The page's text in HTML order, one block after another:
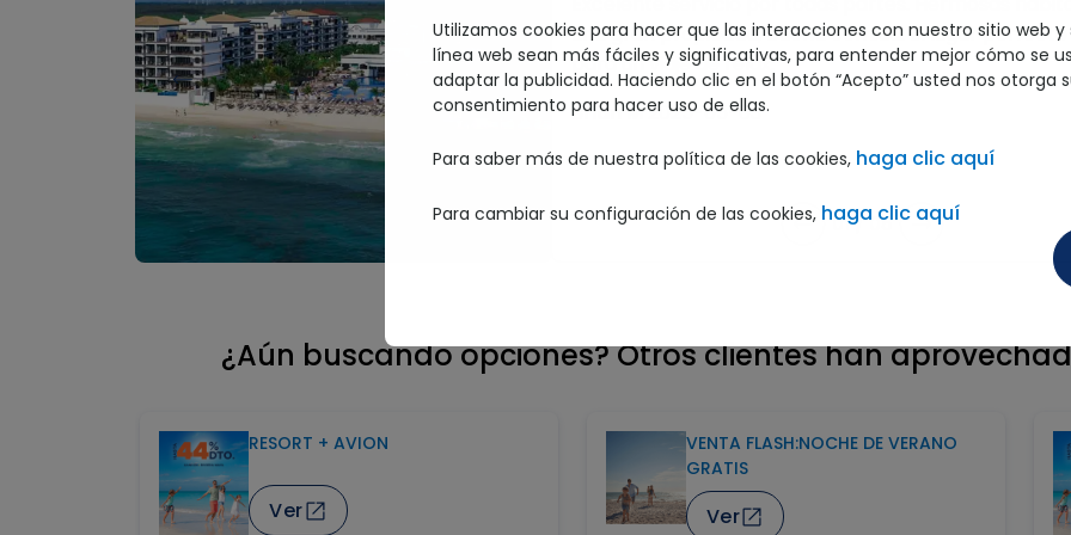
una gran propiedad, buena comida. El lugar
para un viaje de relax.
Brian M2025-05-03
01/05
¿Aún buscando opciones? Otros clientes han
RESORT + AVION
Ver
VENTA FLASH:NOCHE DE VERANO
GRATIS
Ver
Utilizamos cookies para hacer que las interacciones con nuestro sitio web y
línea web sean más fáciles y significativas, para entender mejor cómo se
adaptar la publicidad. Haciendo clic en el botón “Acepto” usted nos otorga
consentimiento para hacer uso de ellas.
Para saber más de nuestra política de las cookies, haga clic aquí
Para cambiar su configuración de las cookies, haga clic aquí